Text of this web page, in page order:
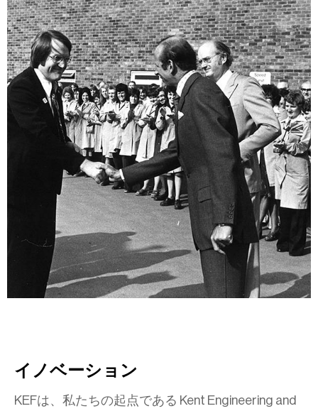
イノベーション
KEFは、私たちの起点である Kent Engineering and